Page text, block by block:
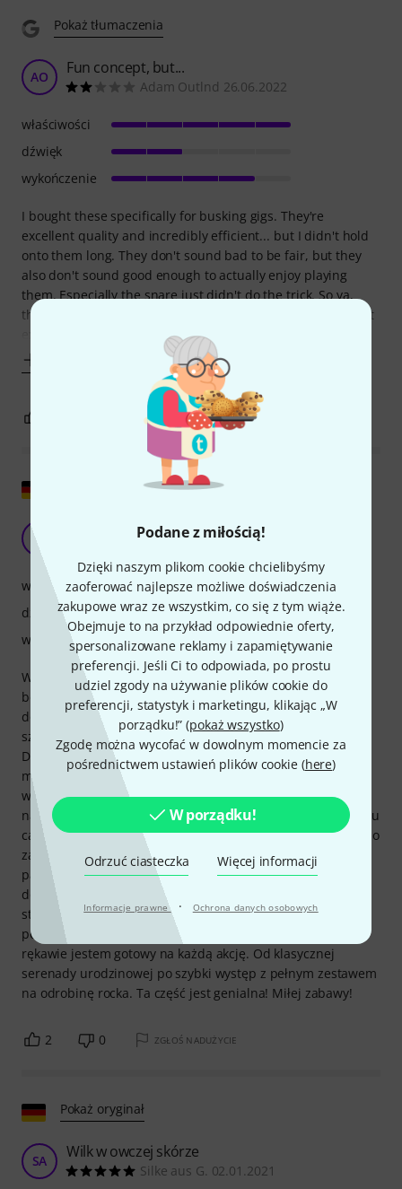
Podane z miłością!
Dzięki naszym plikom cookie chcielibyśmy
zaoferować najlepsze możliwe doświadczenia
zakupowe wraz ze wszystkim, co się z tym wiąże.
Obejmuje to na przykład odpowiednie oferty,
spersonalizowane reklamy i zapamiętywanie
preferencji. Jeśli Ci to odpowiada, po prostu
udziel zgody na używanie plików cookie do
preferencji, statystyk i marketingu, klikając „W
porządku!” (pokaż wszystko)
Zgodę można wycofać w dowolnym momencie za
pośrednictwem ustawień plików cookie (here)
W porządku!
Odrzuć ciasteczka Więcej informacji
Informacje prawne · Ochrona danych osobowych
Pokaż tłumaczenia
AO Fun concept, but...
Adam Outlnd 26.06.2022
I bought these specifically for busking gigs. They're
excellent quality and incredibly efficient... but I didn't hold
onto them long. They don't sound bad to be fair, but they
also don't sound good enough to actually enjoy playing
them. Especially the snare just didn't do the trick. So ya,
they're fun for what they are if it's what you need, but don't
właściwości
dźwięk
wykończenie
ZGŁOŚ NADUŻYCIE
Pokaż oryginał
V Kieszonkowy zestaw perkusyjny w kamizelce
Witam, kupiłem zestaw, ponieważ chciałem coś, co można
będzie szybko zabrać ze sobą. Koncepcja Cocktail Jam jest
dobrze przemyślana, od pakowania po ustawienie możesz
szybko znaleźć się na scenie, gotowy do gry i szybko wyjść.
Dzięki trzem kieszeniom, w tym pojemnikowi na talerze,
masz wszystko przy sobie. Jakość wykonania jest całkowicie
w porządku i zgodnie z oczekiwaniami Tamy jest na
najwyższym poziomie. Po odpowiednim dostrojeniu zestawu
całość brzmi całkiem nieźle. Bas można zaizolować na sucho
za pomocą podkładki tłumiącej i pasków tkaniny do
pakowania. Wtedy mimo małej średnicy sprawia wrażenie
dość rześkiego i pełnego. Zestaw rozbuduję o zestaw do
stand-upu. Ale biorąc pod uwagę mój rozmiar, nadal
potrzebuję kilku przedłużeń. Z hi-hatem i stołkiem w
rękawie jestem gotowy na każdą akcję. Od klasycznej
serenady urodzinowej po szybki występ z pełnym zestawem
na odrobinę rocka. Ta część jest genialna! Miłej zabawy!
właściwości
dźwięk
wykończenie
2 0 ZGŁOŚ NADUŻYCIE
Pokaż oryginał
SA Wilk w owczej skórze
Silke aus G. 02.01.2021